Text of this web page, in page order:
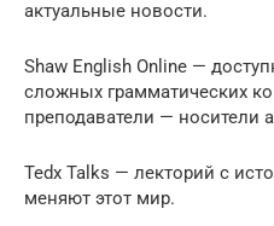
актуальные новости.
Shaw English Online —
сложных грамматических
преподаватели — носители
Tedx Talks — лекторий с
меняют этот мир.